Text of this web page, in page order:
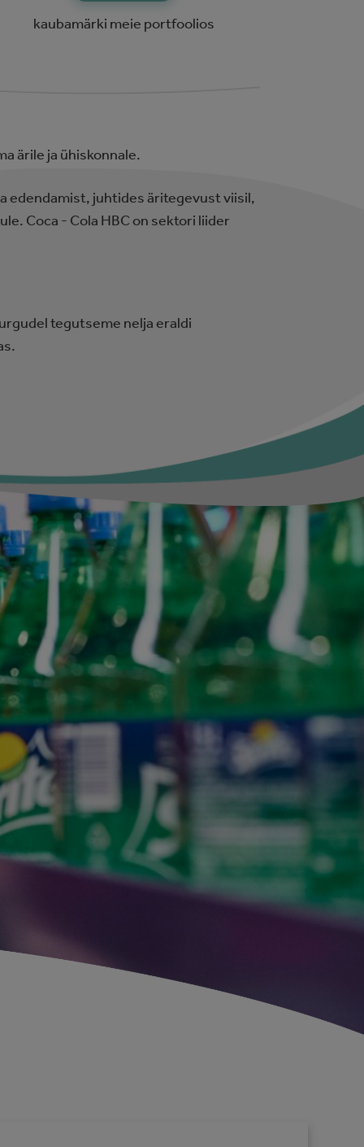
kaubamärki meie portfoolios
ärile ja ühiskonnale.
edendamist, juhtides äritegevust viisil,
Coca ‑ Cola HBC on sektori liider
tegutseme nelja eraldi